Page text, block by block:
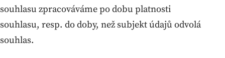
souhlasu zpracováváme po dobu platnosti
souhlasu, resp. do doby, než subjekt údajů odvolá
souhlas.